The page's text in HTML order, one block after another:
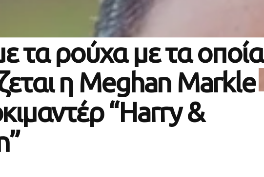
τα ρούχα με τα οποία
η Meghan Markle
“Harry &